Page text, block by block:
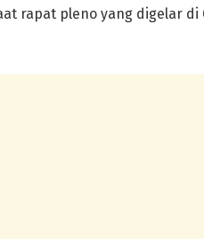
rapat pleno yang digelar di